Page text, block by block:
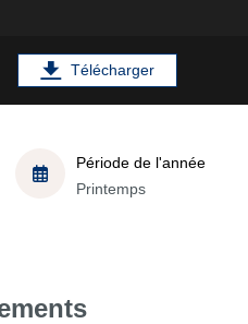
Télécharger
Période de l'année
Printemps